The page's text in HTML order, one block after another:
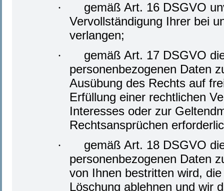
·
gemäß Art. 16 DSGVO
Vervollständigung Ihrer bei
verlangen;
·
gemäß Art. 17 DSGVO
personenbezogenen Daten
Ausübung des Rechts auf
Erfüllung einer rechtlichen
Interesses oder zur
Rechtsansprüchen
·
gemäß Art. 18 DSGVO
personenbezogenen Daten
von Ihnen bestritten wird,
Löschung ablehnen und wir